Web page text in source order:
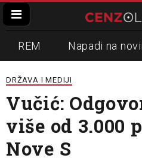
REM Napadi na
Zvučni top
Propaganda
Informer Slavko
DRŽAVA I MEDIJI
Vučić:
više od 3.000
Nove S